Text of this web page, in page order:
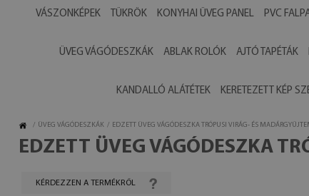
VÁSZONKÉPEK TÜKRÖK KONYHAI ÜVEG PANEL PVC
ÜVEG VÁGÓDESZKÁK ABLAK ROLÓK AJTÓ TAPÉTÁK
KANDALLÓ ALÁTÉTEK KERETEZETT KÉP
/ ÜVEG VÁGÓDESZKÁK / EDZETT ÜVEG VÁGÓDESZKA TRÓPUSI VIRÁG- ÉS
EDZETT ÜVEG VÁGÓDESZKA
KÉRDEZZEN A TERMÉKRŐL